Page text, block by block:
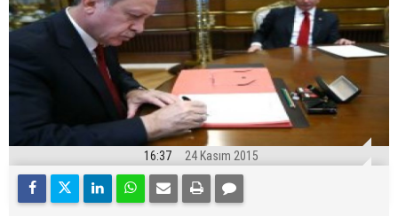
16:37 24 Kasım 2015